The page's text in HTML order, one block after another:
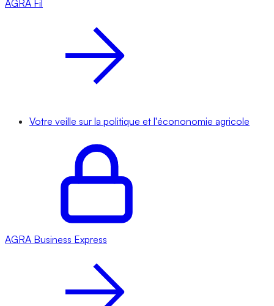
AGRA Fil
Votre veille sur la politique et l'écononomie agricole
AGRA Business Express